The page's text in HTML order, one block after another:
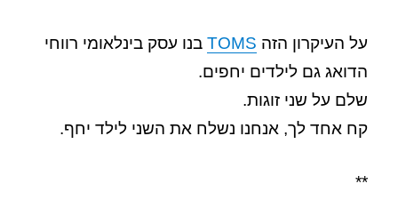
על העיקרון הזה TOMS בנו עסק בינלאומי רווחי
הדואג גם לילדים יחפים.
שלם על שני זוגות.
קח אחד לך, אנחנו נשלח את השני לילד יחף.
**